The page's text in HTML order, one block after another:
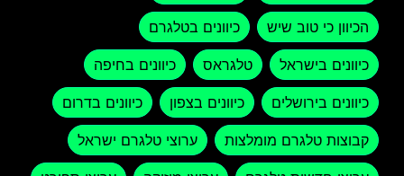
הכיוון כי טוב שיש כיוונים בטלגרם
כיוונים בישראל טלגראס כיוונים בחיפה
כיוונים בירושלים כיוונים בצפון כיוונים בדרום
קבוצות טלגרם מומלצות ערוצי טלגרם ישראל